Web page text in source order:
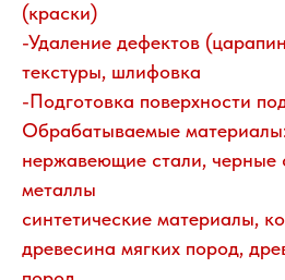
(краски)
-Удаление дефектов
текстуры, шлифовка
-Подготовка поверхности
Обрабатываемые
нержавеющие стали, черные
металлы
синтетические материалы,
древесина мягких пород,